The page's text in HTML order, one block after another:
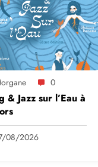
0
& Jazz sur l’Eau à
08/2026